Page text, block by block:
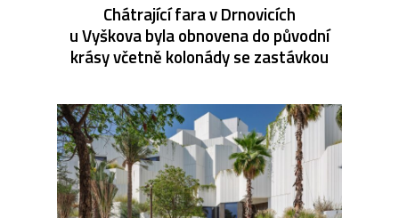
Chátrající fara v Drnovicích
u Vyškova byla obnovena do původní
krásy včetně kolonády se zastávkou